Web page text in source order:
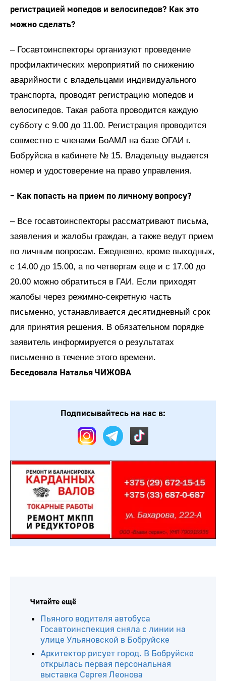
регистрацией мопедов и велосипедов? Как это
можно сделать?
– Госавтоинспекторы организуют проведение
профилактических мероприятий по снижению
аварийности с владельцами индивидуального
транспорта, проводят регистрацию мопедов и
велосипедов. Такая работа проводится каждую
субботу с 9.00 до 11.00. Регистрация проводится
совместно с членами БоАМЛ на базе ОГАИ г.
Бобруйска в кабинете № 15. Владельцу выдается
номер и удостоверение на право управления.
– Как попасть на прием по личному вопросу?
– Все госавтоинспекторы рассматривают письма,
заявления и жалобы граждан, а также ведут прием
по личным вопросам. Ежедневно, кроме выходных,
с 14.00 до 15.00, а по четвергам еще и с 17.00 до
20.00 можно обратиться в ГАИ. Если приходят
жалобы через режимно-секретную часть
письменно, устанавливается десятидневный срок
для принятия решения. В обязательном порядке
заявитель информируется о результатах
письменно в течение этого времени.
Беседовала Наталья ЧИЖОВА
Подписывайтесь на нас в:
Читайте ещё
Пьяного водителя автобуса
Госавтоинспекция сняла с линии на
улице Ульяновской в Бобруйске
Архитектор рисует город. В Бобруйске
открылась первая персональная
выставка Сергея Леонова